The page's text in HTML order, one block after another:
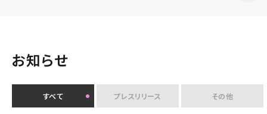
お知らせ
すべて プレスリリース その他